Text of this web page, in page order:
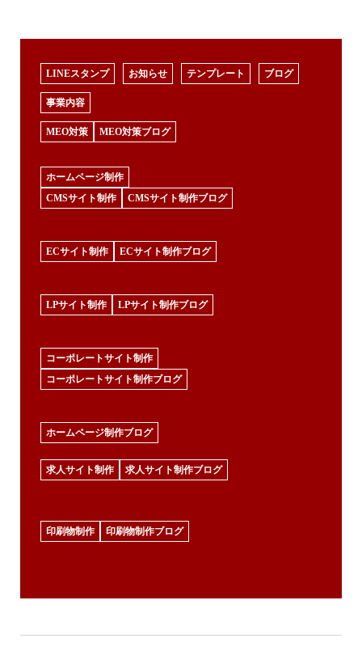
LINEスタンプ お知らせ テンプレート ブログ
事業内容
MEO対策 MEO対策ブログ
ホームページ制作
CMSサイト制作
CMSサイト制作ブログ
ECサイト制作 ECサイト制作ブログ
LPサイト制作 LPサイト制作ブログ
コーポレートサイト制作
コーポレートサイト制作ブログ
ホームページ制作ブログ
求人サイト制作 求人サイト制作ブログ
印刷物制作 印刷物制作ブログ